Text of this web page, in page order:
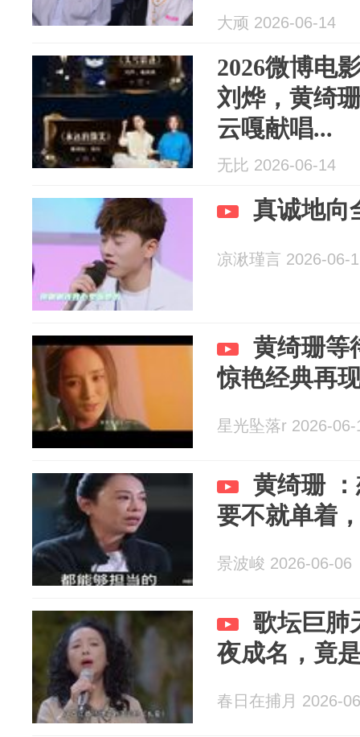
大顽 2026-06-14
2026微博电
刘烨，黄绮
云嘎献唱...
无比 2026-06-14
真诚地向
凉湫瑾言 2026-06-
黄绮珊等
惊艳经典再
星光坠落r 2026-06-
黄绮珊
要不就单着
景波峻 2026-06-06
歌坛巨肺
夜成名，竟
春日在捕月 2026-